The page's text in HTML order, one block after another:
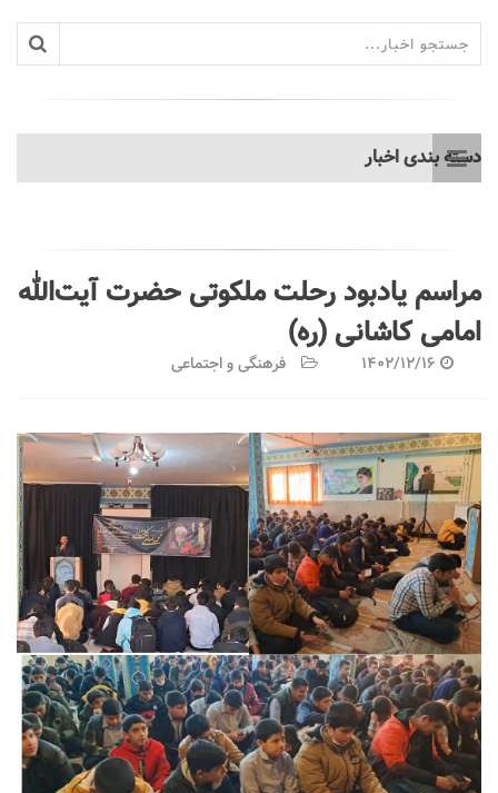
دسته بندی اخبار
مراسم یادبود رحلت ملکوتی حضرت آیت‌الله
امامی کاشانی (ره)
1402/12/16 فرهنگی و اجتماعی